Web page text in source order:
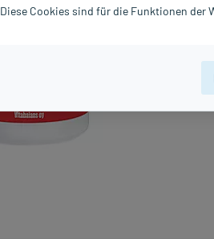
Diese Cookies sind für die Funktionen der